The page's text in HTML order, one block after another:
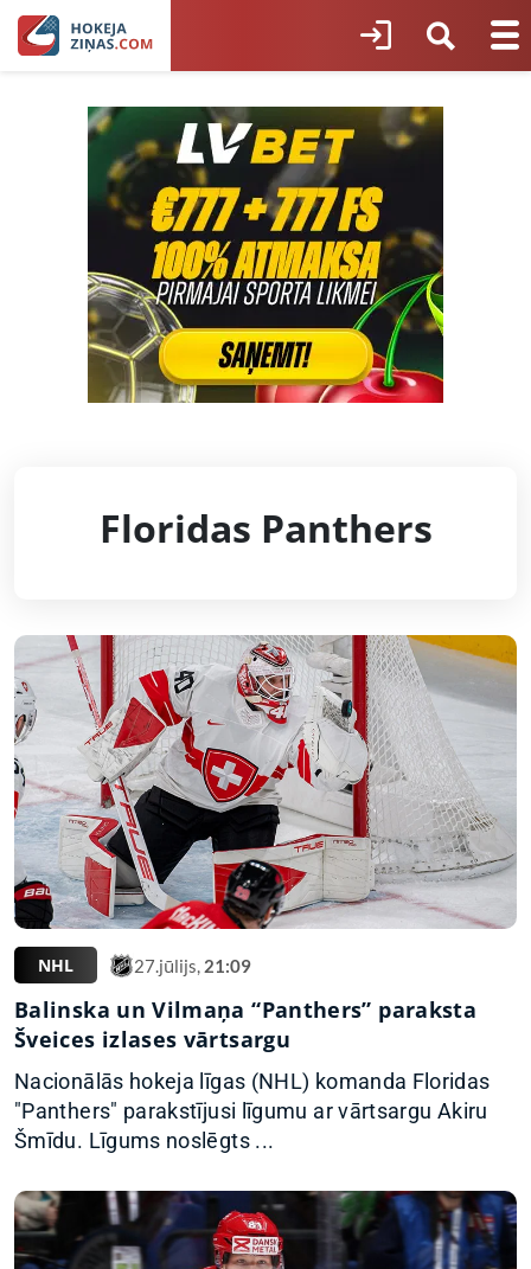
Floridas Panthers
NHL 27.jūlijs, 21:09
Balinska un Vilmaņa “Panthers” paraksta
Šveices izlases vārtsargu
Nacionālās hokeja līgas (NHL) komanda Floridas
"Panthers" parakstījusi līgumu ar vārtsargu Akiru
Šmīdu. Līgums noslēgts ...